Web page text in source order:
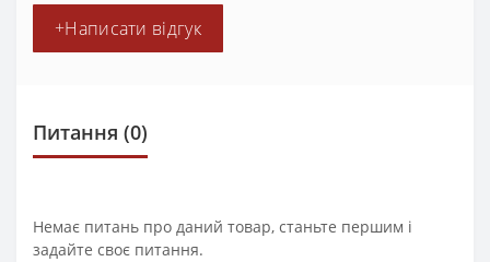
+Написати відгук
Питання (0)
Немає питань про даний товар, станьте першим і
задайте своє питання.